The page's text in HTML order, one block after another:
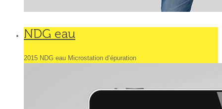
NDG eau
2015 NDG eau Microstation d’épuration